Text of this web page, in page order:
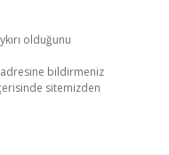
olduğunu
adresine bildirmeniz
sitemizden